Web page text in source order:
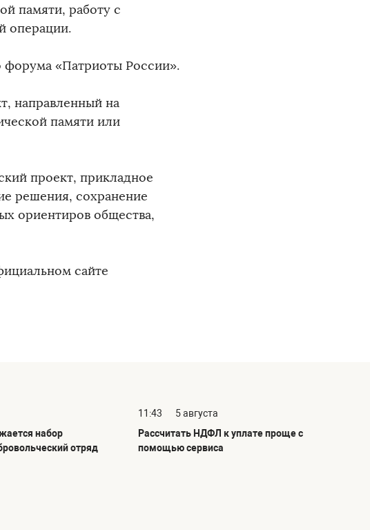
памяти, работу с
операции.
форума «Патриоты России».
направленный на
памяти или
проект, прикладное
решения, сохранение
ориентиров общества,
сайте
набор
отряд
11:43
5 августа
Рассчитать НДФЛ к уплате проще с
помощью сервиса